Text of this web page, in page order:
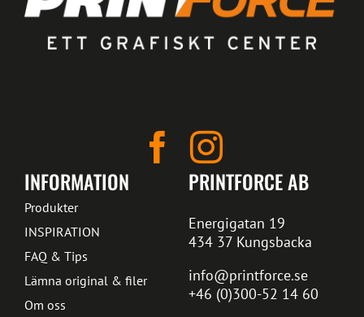
PRINTFORCE AB
Energigatan 19
434 37 Kungsbacka
info@printforce.se
+46 (0)300-52 14 60
INFORMATION
Produkter
INSPIRATION
FAQ & Tips
Lämna original & filer
Om oss